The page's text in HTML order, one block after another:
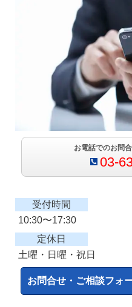
お電話でのお問
03-
受付時間
10:30〜17:30
定休日
土曜・日曜・祝日
お問合せ・ご相談フォ